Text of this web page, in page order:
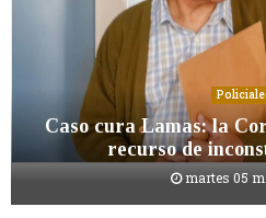
Caso cura Lamas: la
recurso de
martes 05